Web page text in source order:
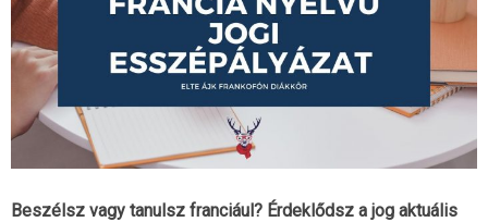
Beszélsz vagy tanulsz franciául? Érdeklődsz a jog aktuális